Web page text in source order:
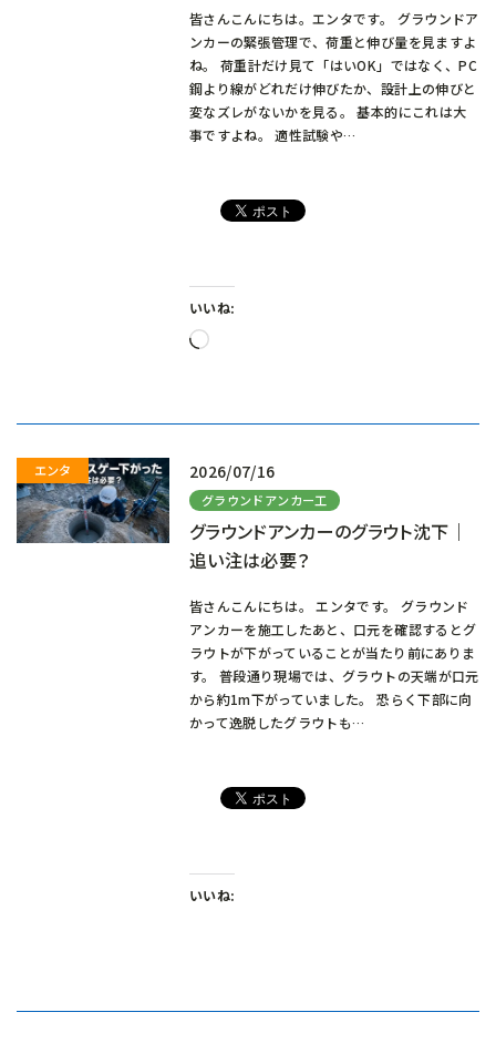
皆さんこんにちは。エンタです。 グラウンドア
ンカーの緊張管理で、荷重と伸び量を見ますよ
ね。 荷重計だけ見て「はいOK」ではなく、PC
鋼より線がどれだけ伸びたか、設計上の伸びと
変なズレがないかを見る。 基本的にこれは大
事ですよね。 適性試験や…
いいね:
読
2026/07/16
グラウンドアンカー工
グラウンドアンカーのグラウト沈下｜
追い注は必要？
皆さんこんにちは。 エンタです。 グラウンド
アンカーを施工したあと、口元を確認するとグ
ラウトが下がっていることが当たり前にありま
す。 普段通り現場では、グラウトの天端が口元
から約1m下がっていました。 恐らく下部に向
かって逸脱したグラウトも…
いいね: